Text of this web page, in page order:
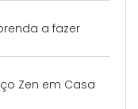
a fazer
Zen em Casa